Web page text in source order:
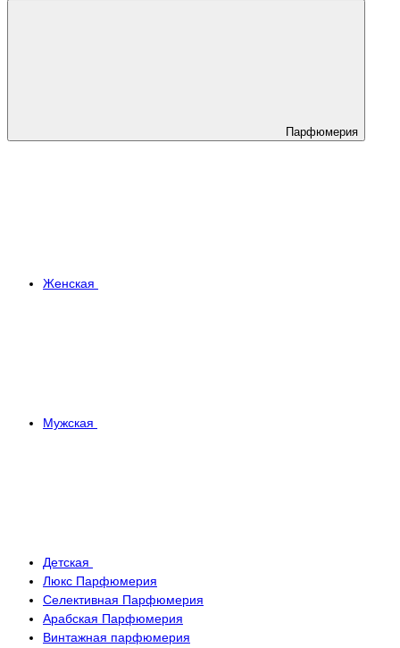
Парфюмерия
Женская
Мужская
Детская
Люкс Парфюмерия
Селективная Парфюмерия
Арабская Парфюмерия
Винтажная парфюмерия